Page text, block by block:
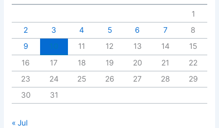
1
2
3 4 5 6 7
8
9
11 12 13 14
15
16
17 18 19 20 21
22
23
24 25 26 27 28
29
30
31
« Jul